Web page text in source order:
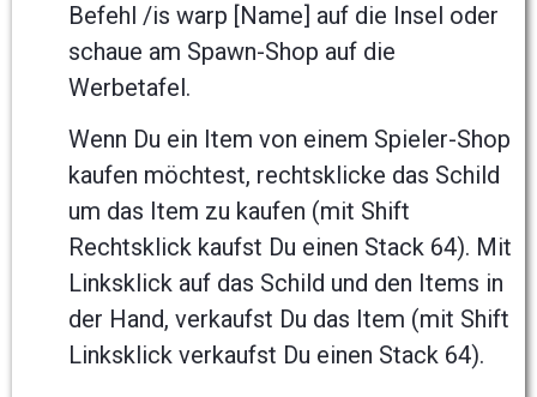
Befehl /is warp [Name] auf die Insel oder
schaue am Spawn-Shop auf die
Werbetafel.
Wenn Du ein Item von einem Spieler-Shop
kaufen möchtest, rechtsklicke das Schild
um das Item zu kaufen (mit Shift
Rechtsklick kaufst Du einen Stack 64). Mit
Linksklick auf das Schild und den Items in
der Hand, verkaufst Du das Item (mit Shift
Linksklick verkaufst Du einen Stack 64).